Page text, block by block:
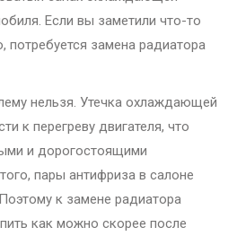
Если вы заметили что-то
потребуется замена радиатора
нельзя. Утечка охлаждающей
к перегреву двигателя, что
и дорогостоящими
пары антифриза в салоне
к замене радиатора
как можно скорее после